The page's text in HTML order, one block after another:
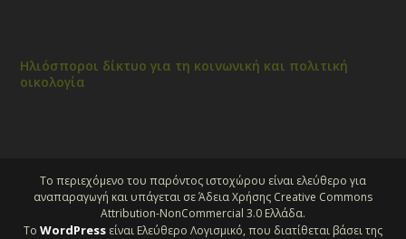
Ηλιόσποροι δίκτυο για τη κοινωνική και πολιτική
οικολογία
Το περιεχόμενο του παρόντος ιστοχώρου είναι ελεύθερο για
αναπαραγωγή και υπάγεται σε Άδεια Χρήσης Creative Commons
Attribution-NonCommercial 3.0 Ελλάδα.
Το WordPress είναι Ελεύθερο Λογισμικό, που διατίθεται βάσει της